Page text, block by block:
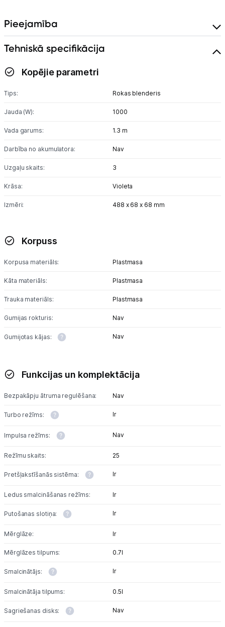
Skaistumkopšana
Sports un atpūta
Ražotāju atjaunota tehnika
Blogs
Piegāde un apmaksa
Kontakti
Pieejamība
Tehniskā specifikācija
Kopējie parametri
Tips: Rokas blenderis
Jauda (W): 1000
Vada garums: 1.3 m
Darbība no akumulatora: Nav
Uzgaļu skaits: 3
Krāsa: Violeta
Izmēri: 488 x 68 x 68 mm
Korpuss
Korpusa materiāls: Plastmasa
Kāta materiāls: Plastmasa
Trauka materiāls: Plastmasa
Gumijas rokturis: Nav
Gumijotas kājas: Nav
Funkcijas un komplektācija
Bezpakāpju ātruma regulēšana: Nav
Turbo režīms: Ir
Impulsa režīms: Nav
Režīmu skaits: 25
Pretšļakstīšanās sistēma: Ir
Ledus smalcināšanas režīms: Ir
Putošanas slotiņa: Ir
Mērglāze: Ir
Mērglāzes tilpums: 0.7l
Smalcinātājs: Ir
Smalcinātāja tilpums: 0.5l
Sagriešanas disks: Nav